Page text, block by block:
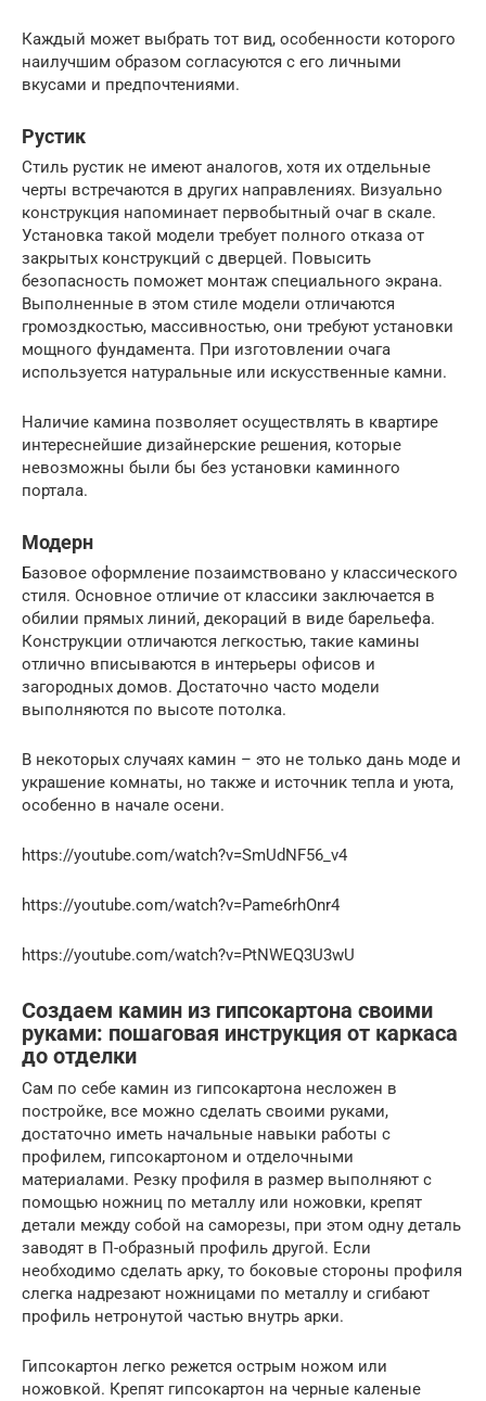
Каждый может выбрать тот вид, особенности которого
наилучшим образом согласуются с его личными
вкусами и предпочтениями.
Рустик
Стиль рустик не имеют аналогов, хотя их отдельные
черты встречаются в других направлениях. Визуально
конструкция напоминает первобытный очаг в скале.
Установка такой модели требует полного отказа от
закрытых конструкций с дверцей. Повысить
безопасность поможет монтаж специального экрана.
Выполненные в этом стиле модели отличаются
громоздкостью, массивностью, они требуют установки
мощного фундамента. При изготовлении очага
используется натуральные или искусственные камни.
Наличие камина позволяет осуществлять в квартире
интереснейшие дизайнерские решения, которые
невозможны были бы без установки каминного
портала.
Модерн
Базовое оформление позаимствовано у классического
стиля. Основное отличие от классики заключается в
обилии прямых линий, декораций в виде барельефа.
Конструкции отличаются легкостью, такие камины
отлично вписываются в интерьеры офисов и
загородных домов. Достаточно часто модели
выполняются по высоте потолка.
В некоторых случаях камин – это не только дань моде и
украшение комнаты, но также и источник тепла и уюта,
особенно в начале осени.
https://youtube.com/watch?v=SmUdNF56_v4
https://youtube.com/watch?v=Pame6rhOnr4
https://youtube.com/watch?v=PtNWEQ3U3wU
Создаем камин из гипсокартона своими
руками: пошаговая инструкция от каркаса
до отделки
Сам по себе камин из гипсокартона несложен в
постройке, все можно сделать своими руками,
достаточно иметь начальные навыки работы с
профилем, гипсокартоном и отделочными
материалами. Резку профиля в размер выполняют с
помощью ножниц по металлу или ножовки, крепят
детали между собой на саморезы, при этом одну деталь
заводят в П-образный профиль другой. Если
необходимо сделать арку, то боковые стороны профиля
слегка надрезают ножницами по металлу и сгибают
профиль нетронутой частью внутрь арки.
Гипсокартон легко режется острым ножом или
ножовкой. Крепят гипсокартон на черные каленые